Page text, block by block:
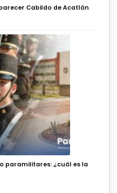
Cabildo de Acatlán
paramilitares: ¿cuál es la